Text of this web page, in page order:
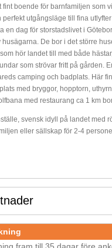
fint boende för barnfamiljen som
perfekt utgångsläge till fina
en dag för storstadslivet i
De bor i det större
hör landet till med både
som strövar fritt på gården.
camping och badplats. Här
med bryggor, hopptorn,
med restaurang ca 1 km
svensk idyll på landet med
eller sällskap för 2-4